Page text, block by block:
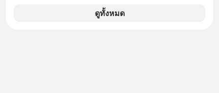
ดูทั้งหมด